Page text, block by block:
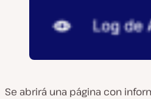
Se abrirá una página con